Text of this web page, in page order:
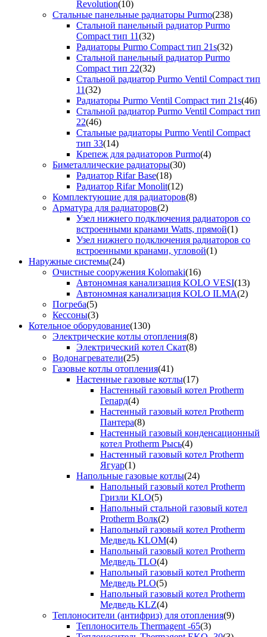
Revolution(10)
Стальные панельные радиаторы Purmo(238)
Стальной панельный радиатор Purmo
Compact тип 11(32)
Радиаторы Purmo Compact тип 21s(32)
Стальной панельный радиатор Purmo
Compact тип 22(32)
Стальной радиатор Purmo Ventil Compact тип
11(32)
Радиаторы Purmo Ventil Compact тип 21s(46)
Стальной радиатор Purmo Ventil Compact тип
22(46)
Стальные радиаторы Purmo Ventil Compact
тип 33(14)
Крепеж для радиаторов Purmo(4)
Биметаллические радиаторы(30)
Радиатор Rifar Base(18)
Радиатор Rifar Monolit(12)
Комплектующие для радиаторов(8)
Арматура для радиаторов(2)
Узел нижнего подключения радиаторов со
встроенными кранами Watts, прямой(1)
Узел нижнего подключения радиаторов со
встроенными кранами, угловой(1)
Наружные системы(24)
Очистные сооружения Kolomaki(16)
Автономная канализация KOLO VESI(13)
Автономная канализация KOLO ILMA(2)
Погреба(5)
Кессоны(3)
Котельное оборудование(130)
Электрические котлы отопления(8)
Электрический котел Скат(8)
Водонагреватели(25)
Газовые котлы отопления(41)
Настенные газовые котлы(17)
Настенный газовый котел Protherm
Гепард(4)
Настенный газовый котел Protherm
Пантера(8)
Настенный газовый конденсационный
котел Protherm Рысь(4)
Настенный газовый котел Protherm
Ягуар(1)
Напольные газовые котлы(24)
Напольный газовый котел Protherm
Гризли KLO(5)
Напольный стальной газовый котел
Protherm Волк(2)
Напольный газовый котел Protherm
Медведь KLOM(4)
Напольный газовый котел Protherm
Медведь TLO(4)
Напольный газовый котел Protherm
Медведь PLO(5)
Напольный газовый котел Protherm
Медведь KLZ(4)
Теплоносители (антифриз) для отопления(9)
Теплоноситель Thermagent -65(3)